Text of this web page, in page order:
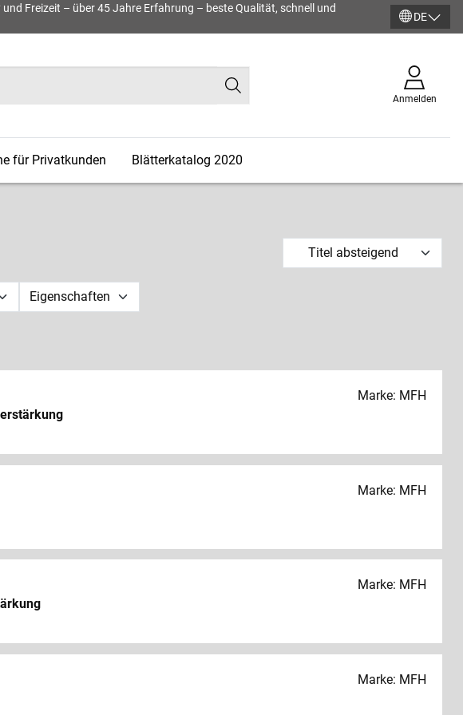
Freizeit – über 45 Jahre Erfahrung – beste Qualität, schnell und
DE
Anmelden
für Privatkunden Blätterkatalog 2020
Titel absteigend
Eigenschaften
Marke: MFH
Marke: MFH
Marke: MFH
Marke: MFH